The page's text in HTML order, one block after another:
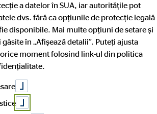
a datelor în SUA, iar autoritățile pot
dvs. fără ca opțiunile de protecție legală
disponibile. Mai multe opțiuni de setare și
în „Afișează detalii”. Puteți ajusta
moment folosind link-ul din politica